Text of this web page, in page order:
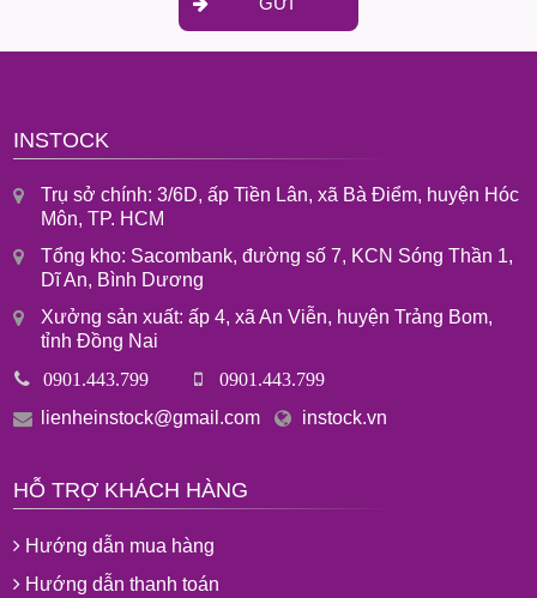
INSTOCK
Trụ sở chính: 3/6D, ấp Tiền Lân, xã Bà Điểm, huyện Hóc
Môn, TP. HCM
Tổng kho: Sacombank, đường số 7, KCN Sóng Thần 1,
Dĩ An, Bình Dương
Xưởng sản xuất: ấp 4, xã An Viễn, huyện Trảng Bom,
tỉnh Đồng Nai
0901.443.799 0901.443.799
lienheinstock@gmail.com instock.vn
HỖ TRỢ KHÁCH HÀNG
Hướng dẫn mua hàng
Hướng dẫn thanh toán